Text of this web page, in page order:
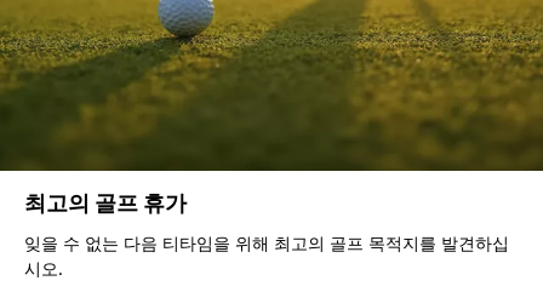
최고의 골프 휴가
잊을 수 없는 다음 티타임을 위해 최고의 골프 목적지를 발견하십
시오.